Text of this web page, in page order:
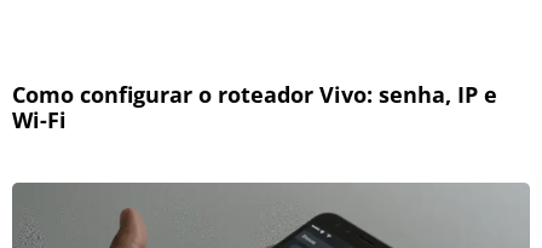
Como configurar o roteador Vivo: senha, IP e
Wi-Fi